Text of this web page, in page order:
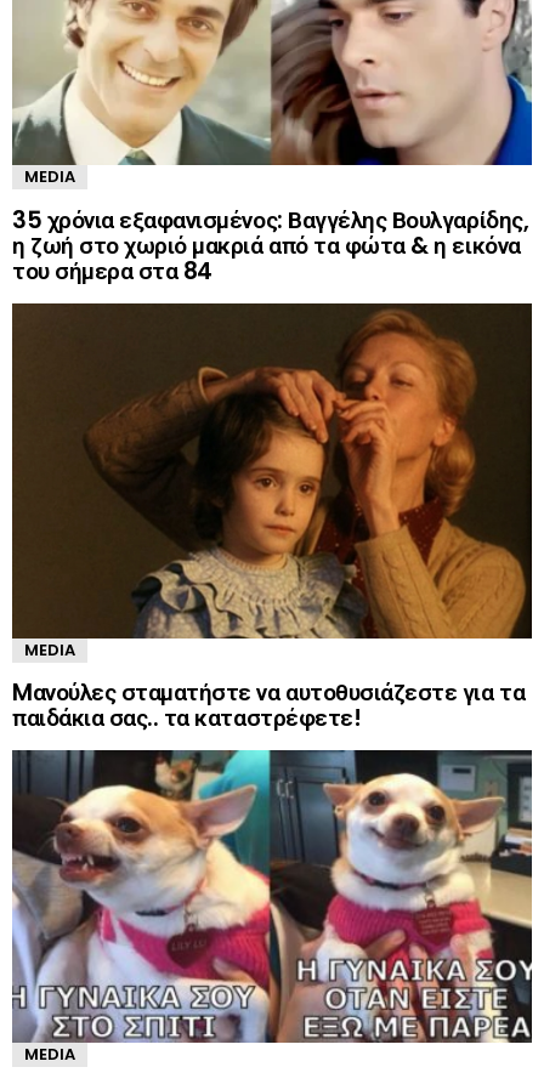
MEDIA
35 χρόνια εξαφανισμένος: Βαγγέλης Βουλγαρίδης,
η ζωή στο χωριό μακριά από τα φώτα & η εικόνα
του σήμερα στα 84
MEDIA
Mανούλες σταματήστε να αυτοθυσιάζεστε για τα
παιδάκια σας.. τα καταστρέφετε!
MEDIA